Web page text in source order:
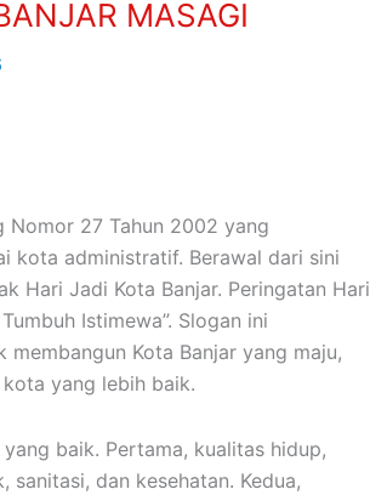
MASAGI
Nomor 27 Tahun 2002 yang
kota administratif. Berawal dari sini
Hari Jadi Kota Banjar. Peringatan Hari
Istimewa”. Slogan ini
Kota Banjar yang maju,
yang lebih baik.
baik. Pertama, kualitas hidup,
dan kesehatan. Kedua,